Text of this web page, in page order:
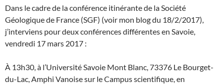
Dans le cadre de la conférence itinérante de la Société
Géologique de France (SGF) (voir mon blog du 18/2/2017),
j’interviens pour deux conférences différentes en Savoie,
vendredi 17 mars 2017 :
À 13h30, à l’Université Savoie Mont Blanc, 73376 Le Bourget-
du-Lac, Amphi Vanoise sur le Campus scientifique, en